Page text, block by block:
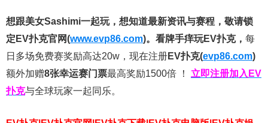
想跟美女Sashimi一起玩， 想知道最新资讯与赛程， 敬请锁
定EV扑克官网(www.evp86.com)。 看牌手痒玩EV扑克， 每
日多场免费赛奖励高达20w，现在注册EV扑克(evp86.com)
额外加赠8张幸运赛门票最高奖励1500倍 ！ 立即注册加入EV
扑克与全球玩家一起同乐。